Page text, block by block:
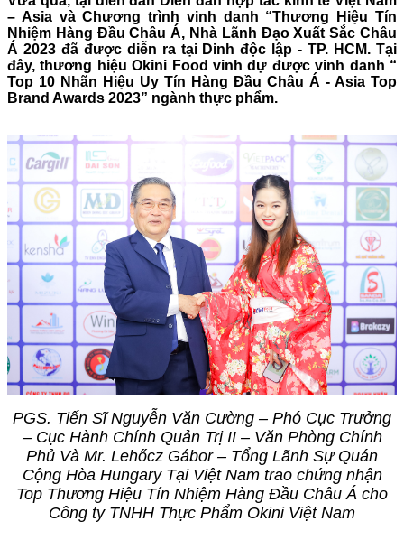
– Asia và Chương trình vinh danh “Thương Hiệu Tín
Nhiệm Hàng Đầu Châu Á, Nhà Lãnh Đạo Xuất Sắc Châu
Á 2023 đã được diễn ra tại Dinh độc lập - TP. HCM. Tại
đây, thương hiệu Okini Food vinh dự được vinh danh “
Top 10 Nhãn Hiệu Uy Tín Hàng Đầu Châu Á - Asia Top
Brand Awards 2023” ngành thực phẩm.
PGS. Tiến Sĩ Nguyễn Văn Cường – Phó Cục Trưởng
– Cục Hành Chính Quản Trị II – Văn Phòng Chính
Phủ Và Mr. Lehőcz Gábor – Tổng Lãnh Sự Quán
Cộng Hòa Hungary Tại Việt Nam trao chứng nhận
Top Thương Hiệu Tín Nhiệm Hàng Đầu Châu Á cho
Công ty TNHH Thực Phẩm Okini Việt Nam